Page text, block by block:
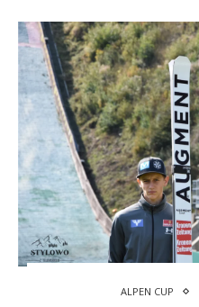
ALPEN CUP